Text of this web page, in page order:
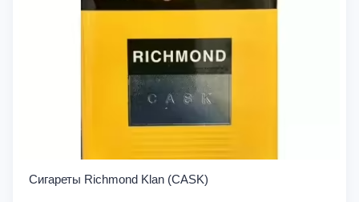
Сигареты Richmond Klan (CASK)